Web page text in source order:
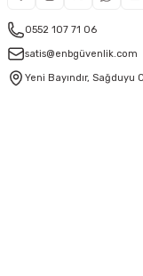
0552 107 71 06
satis@enbgüvenlik.com
Yeni Bayındır, Sağduyu